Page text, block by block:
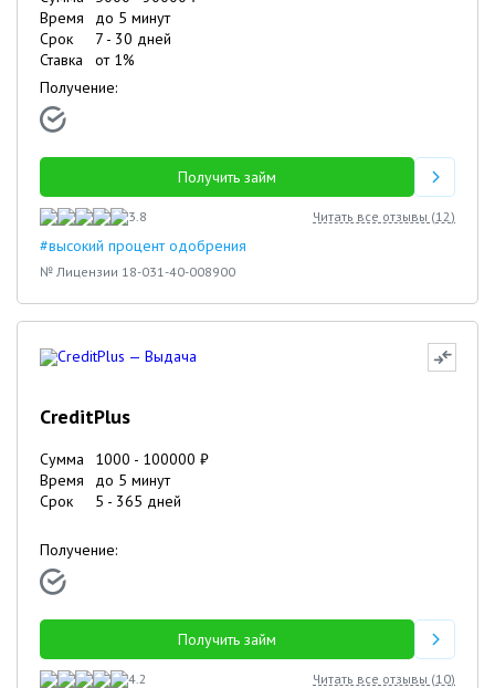
Время
до 5 минут
Срок
7 - 30 дней
Ставка
от 1%
Получение:
Получить займ
3.8 Читать все отзывы (12)
#высокий процент одобрения
№ Лицензии 18-031-40-008900
CreditPlus
Сумма 1000 - 100000 ₽
Время
до 5 минут
Срок
5 - 365 дней
Получение:
Получить займ
4.2 Читать все отзывы (10)